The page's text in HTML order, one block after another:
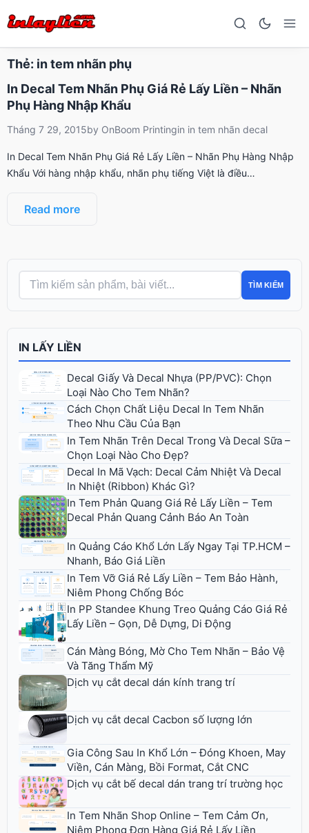
Thẻ: in tem nhãn phụ
In Decal Tem Nhãn Phụ Giá Rẻ Lấy Liền – Nhãn
Phụ Hàng Nhập Khẩu
Tháng 7 29, 2015by OnBoom Printingin in tem nhãn decal
In Decal Tem Nhãn Phụ Giá Rẻ Lấy Liền – Nhãn Phụ Hàng Nhập
Khẩu Với hàng nhập khẩu, nhãn phụ tiếng Việt là điều…
Read more
TÌM KIẾM
IN LẤY LIỀN
Decal Giấy Và Decal Nhựa (PP/PVC): Chọn
Loại Nào Cho Tem Nhãn?
Cách Chọn Chất Liệu Decal In Tem Nhãn
Theo Nhu Cầu Của Bạn
In Tem Nhãn Trên Decal Trong Và Decal Sữa –
Chọn Loại Nào Cho Đẹp?
Decal In Mã Vạch: Decal Cảm Nhiệt Và Decal
In Nhiệt (Ribbon) Khác Gì?
In Tem Phản Quang Giá Rẻ Lấy Liền – Tem
Decal Phản Quang Cảnh Báo An Toàn
In Quảng Cáo Khổ Lớn Lấy Ngay Tại TP.HCM –
Nhanh, Báo Giá Liền
In Tem Vỡ Giá Rẻ Lấy Liền – Tem Bảo Hành,
Niêm Phong Chống Bóc
In PP Standee Khung Treo Quảng Cáo Giá Rẻ
Lấy Liền – Gọn, Dễ Dựng, Di Động
Cán Màng Bóng, Mờ Cho Tem Nhãn – Bảo Vệ
Và Tăng Thẩm Mỹ
Dịch vụ cắt decal dán kính trang trí
Dịch vụ cắt decal Cacbon số lượng lớn
Gia Công Sau In Khổ Lớn – Đóng Khoen, May
Viền, Cán Màng, Bồi Format, Cắt CNC
Dịch vụ cắt bế decal dán trang trí trường học
In Tem Nhãn Shop Online – Tem Cảm Ơn,
Niêm Phong Đơn Hàng Giá Rẻ Lấy Liền